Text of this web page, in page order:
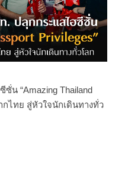
น “Amazing Thailand
กไทย สู่หัวใจนักเดินทางทั่ว